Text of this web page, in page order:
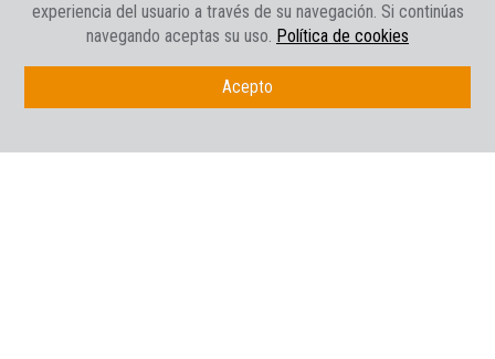
experiencia del usuario a través de su navegación. Si continúas
navegando aceptas su uso. Política de cookies
Acepto